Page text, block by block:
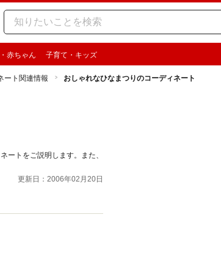
赤ちゃん 子育て・キッズ
ート関連情報 おしゃれなひなまつりのコーディネート
ートをご説明します。また、
更新日：2006年02月20日